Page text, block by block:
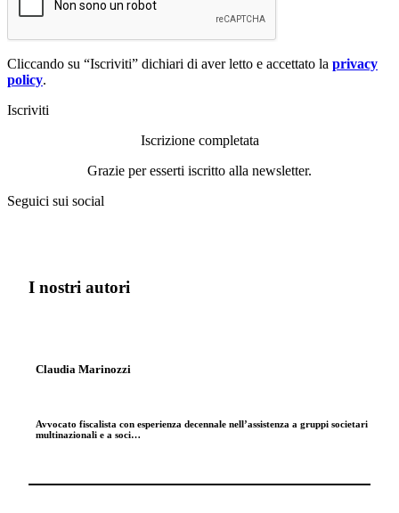
Cliccando su “Iscriviti” dichiari di aver letto e accettato la privacy
policy.
Iscriviti
Iscrizione completata
Grazie per esserti iscritto alla newsletter.
Seguici sui social
I nostri autori
Claudia Marinozzi
Avvocato fiscalista con esperienza decennale nell’assistenza a gruppi societari
multinazionali e a soci…